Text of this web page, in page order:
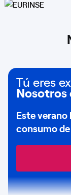
Tú eres
Nosotros
Este
consumo de